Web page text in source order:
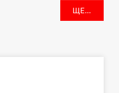
ЩЕ...